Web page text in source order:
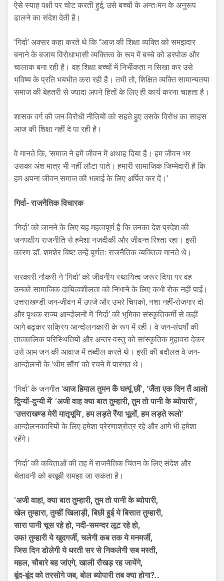
ऐसे स्याह पक्षों पर चोट करती हुई, उसे बच्चों के अन्तःमन के अनुरूप
ढालने का संदेश देती है।
‘गिर्दा’ अक्सर कहा करते थे कि ‘‘आज की शिक्षा व्यक्ति को समझदार
बनाने के बजाय विरोधाभासी व्यक्तित्व के रूप में बच्चे को डरपोक और
चालाक बना रही है। वह शिक्षा बच्चों में निर्भीकता न सिखा कर उसे
भविष्य के प्रति भयभीत करा रही है। तभी तो, शिक्षित व्यक्ति सामान्यतया
समाज की बेहतरी से ज्यादा अपने हितों के लिए ही कार्य करना चाहता है।
शासक वर्ग की जन-विरोधी नीतियों को सहते हुए उसके विरोध का साहस
आज की शिक्षा नहीं दे पा रही है।
वे मानते कि, ‘समाज ने हमें जीवन में अथाह दिया है। हम जीवन भर
उसका अंश मात्र भी नहीं लौटा पाते। हमारी सामाजिक जिम्मेदारी है कि
हम अपना जीवन समाज की भलाई के लिए अर्पित कर दें।’
गिर्दा- राजनैतिक विचारक
‘गिर्दा’ को जानने के लिए यह महत्वपूर्ण है कि उनका देश-प्रदेश की
जनपक्षीय राजनीति से हमेशा नजदीकी और जीवन्त रिश्ता रहा। इसी
कारण डॉ. शमशेर बिष्ट उन्हें पूर्णतः राजनैतिक व्यक्तित्व मानते थे।
सरकारी नौकरी ने ‘गिर्दा’ को जीवनीय स्थायित्व जरूर दिया पर वह
उनको सामाजिक दायित्वशीलता को निभाने के लिए कभी रोक नहीं पाई।
उत्तराखण्डी जन-जीवन में उपजे और उभरे चिपको, नशा नहीं-रोजगार दो
और पृथक राज्य आन्दोलनों में ‘गिर्दा’ की भूमिका संस्कृतिकर्मी से कहीं
आगे बढ़कर सक्रिय आन्दोलनकारी के रूप में रही। वे जन-संघर्षों की
तात्कालिक परिस्थितियों और अन्तर-वस्तु को सांस्कृतिक मुहावरा देकर
उसे आम जन की आवाज में तब्दील करते थे। इसी की बदौलत वे जन-
आन्दोलनों के ‘थीम सौंग’ को रचने में पारंगत थे।
‘गिर्दा’ के जनगीत ‘आज हिमाल तुमन कैं घत्यूं छौं’, ‘जैंता एक दिन तैं आलो
दिुन्यों-दुन्यी में’ ‘अजी वाह क्या बात तुम्हारी, तुम तो पानी के ब्योपारी’,
‘उत्तराखण्ड मेरी मातृभूमि’, हम लड़ते रैंया भूलों, हम लड़ते रूलो’
आन्दोलनकारियों के लिए हमेशा प्रेरणाश्रोत्र रहे और आगे भी हमेशा
रहेंगे।
‘गिर्दा’ की कविताओं की तह में राजनैतिक चिंतन के लिए संदेश और
चेतावनी को बखूबी समझा जा सकता है।
‘अजी वाह!, क्या बात तुम्हारी, तुम तो पानी के ब्योपारी,
खेल तुम्हारा, तुम्हीं खिलाड़ी, बिछी हुई ये बिसात तुम्हारी,
सारा पानी चूस रहे हो, नदी-समन्दर लूट रहे हो,
उफ! तुम्हारी ये खुदगर्जी, चलेगी कब तक ये मनमर्जी,
जिस दिन डोलेगी ये धरती सर से निकलेगी सब मस्ती,
महल, चौबारे बह जांएगे, खाली रौखड़ रह जायेंगे,
बूंद-बूंद को तरसोगे जब, बोल ब्योपारी तब क्या होगा?..